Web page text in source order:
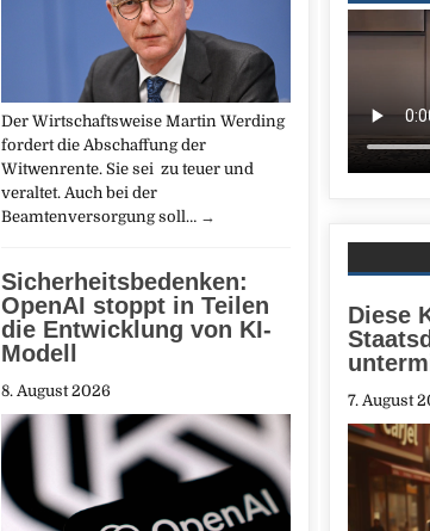
Diese
7. August
Der Wirtschaftsweise Martin Werding
fordert die Abschaffung der
Witwenrente. Sie sei zu teuer und
veraltet. Auch bei der
Beamtenversorgung soll… →
Sicherheitsbedenken:
OpenAI stoppt in Teilen
die Entwicklung von KI-
Modell
8. August 2026